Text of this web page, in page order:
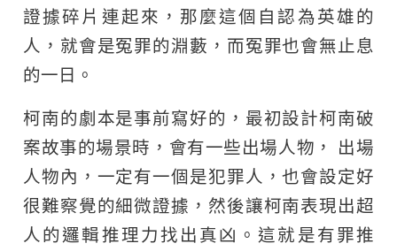
證據碎片連起來，那麼這個自認為英雄的
人，就會是冤罪的淵藪，而冤罪也會無止息
的一日。
柯南的劇本是事前寫好的，最初設計柯南破
案故事的場景時，會有一些出場人物， 出場
人物內，一定有一個是犯罪人，也會設定好
很難察覺的細微證據，然後讓柯南表現出超
人的邏輯推理力找出真凶。這就是有罪推